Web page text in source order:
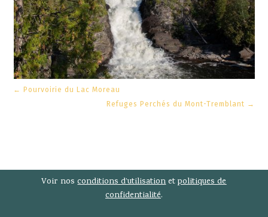
←Pourvoirie du Lac Moreau
Refuges Perchés du Mont-Tremblant →
Voir nosconditions d’utilisationetpolitiques de
confidentialité.